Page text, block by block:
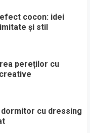
cocon: idei
și stil
pereților cu
dormitor cu dressing